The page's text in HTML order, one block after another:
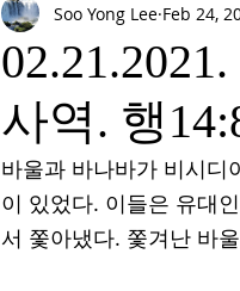
사역. 행
Soo Yong Lee Feb 24,
바울과 바나바가 비시디
이 있었다. 이들은 유대
서 쫓아냈다. 쫓겨난 바